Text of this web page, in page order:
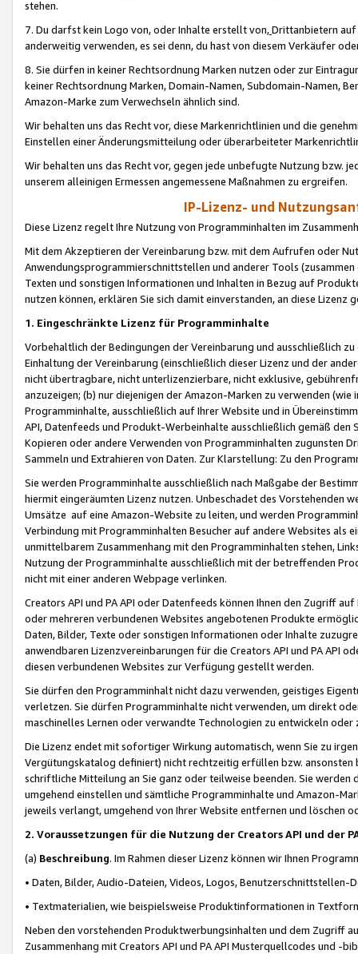
stehen.
7. Du darfst kein Logo von, oder Inhalte erstellt von,Drittanbietern auf
anderweitig verwenden, es sei denn, du hast von diesem Verkäufer
8. Sie dürfen in keiner Rechtsordnung Marken nutzen oder zur
keiner Rechtsordnung Marken, Domain-Namen, Subdomain-Namen,
Amazon-Marke zum Verwechseln ähnlich sind.
Wir behalten uns das Recht vor, diese Markenrichtlinien und die
Einstellen einer Änderungsmitteilung oder überarbeiteter
Wir behalten uns das Recht vor, gegen jede unbefugte Nutzung bzw.
unserem alleinigen Ermessen angemessene Maßnahmen zu ergreifen.
IP-Lizenz- und
Diese Lizenz regelt Ihre Nutzung von Programminhalten im
Mit dem Akzeptieren der Vereinbarung bzw. mit dem Aufrufen oder
Anwendungsprogrammierschnittstellen und anderer Tools (zusammen
Texten und sonstigen Informationen und Inhalten in Bezug auf
nutzen können, erklären Sie sich damit einverstanden, an diese Lizenz
1. Eingeschränkte Lizenz für Programminhalte
Vorbehaltlich der Bedingungen der Vereinbarung und ausschließlich
Einhaltung der Vereinbarung (einschließlich dieser Lizenz und der
nicht übertragbare, nicht unterlizenzierbare, nicht exklusive,
anzuzeigen; (b) nur diejenigen der Amazon-Marken zu verwenden
Programminhalte, ausschließlich auf Ihrer Website und in
API, Datenfeeds und Produkt-Werbeinhalte ausschließlich gemäß
Kopieren oder andere Verwenden von Programminhalten zugunsten
Sammeln und Extrahieren von Daten. Zur Klarstellung: Zu den
Sie werden Programminhalte ausschließlich nach Maßgabe der
hiermit eingeräumten Lizenz nutzen. Unbeschadet des Vorstehenden
Umsätze auf eine Amazon-Website zu leiten, und werden
Verbindung mit Programminhalten Besucher auf andere Websites als
unmittelbarem Zusammenhang mit den Programminhalten stehen,
Nutzung der Programminhalte ausschließlich mit der betreffenden
nicht mit einer anderen Webpage verlinken.
Creators API und PA API oder Datenfeeds können Ihnen den Zugriff
oder mehreren verbundenen Websites angebotenen Produkte
Daten, Bilder, Texte oder sonstigen Informationen oder Inhalte
anwendbaren Lizenzvereinbarungen für die Creators API und PA API
diesen verbundenen Websites zur Verfügung gestellt werden.
Sie dürfen den Programminhalt nicht dazu verwenden, geistiges
verletzen. Sie dürfen Programminhalte nicht verwenden, um direkt
maschinelles Lernen oder verwandte Technologien zu entwickeln
Die Lizenz endet mit sofortiger Wirkung automatisch, wenn Sie zu
Vergütungskatalog definiert) nicht rechtzeitig erfüllen bzw. ansonsten
schriftliche Mitteilung an Sie ganz oder teilweise beenden. Sie werden
umgehend einstellen und sämtliche Programminhalte und Amazon-
jeweils verlangt, umgehend von Ihrer Website entfernen und löschen
2. Voraussetzungen für die Nutzung der Creators API und der
(a) Beschreibung. Im Rahmen dieser Lizenz können wir Ihnen
• Daten, Bilder, Audio-Dateien, Videos, Logos, Benutzerschnittstellen-
• Textmaterialien, wie beispielsweise Produktinformationen in
Neben den vorstehenden Produktwerbungsinhalten und dem Zugriff
Zusammenhang mit Creators API und PA API Musterquellcodes und